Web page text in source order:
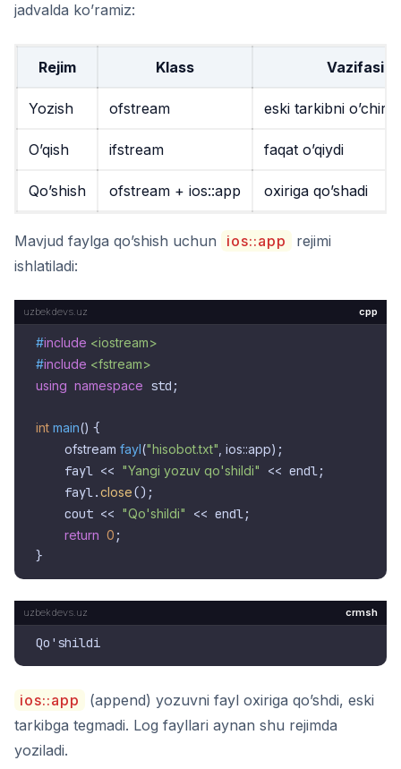
jadvalda ko’ramiz:
Rejim Klass Vazifasi
Yozish ofstream eski tarkibni
O’qish ifstream faqat o’qiydi
Qo’shish ofstream + ios::app oxiriga qo’shadi
Mavjud faylga qo’shish uchun ios::app
rejimi
ishlatiladi:
cpp
#include <iostream>
#include <fstream>
using namespace std;
int main() {
ofstream fayl("hisobot.txt" , ios::app) ;
    fayl <<
"Yangi yozuv qo'shildi"
<< endl;
    fayl.
close();
    cout <<
"Qo'shildi" << endl;
return 0 ;
crmsh
ios::app
(append) yozuvni fayl oxiriga qo’shdi, eski
tarkibga tegmadi. Log fayllari aynan shu rejimda
yoziladi.